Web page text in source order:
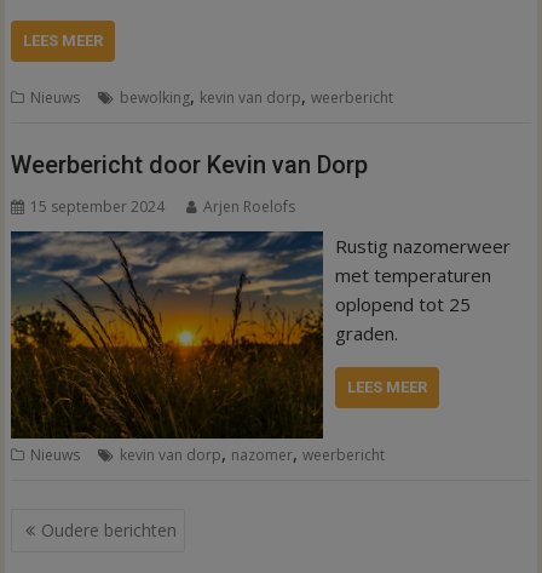
LEES MEER
Nieuws bewolking, kevin van dorp,weerbericht
Weerbericht door Kevin van Dorp
15 september 2024 Arjen Roelofs
Rustig nazomerweer
met temperaturen
oplopend tot 25
graden.
LEES MEER
Nieuws kevin van dorp, nazomer,weerbericht
Berichtennavigatie
Oudere berichten